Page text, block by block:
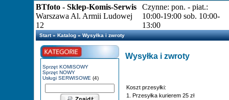
BTfoto - Sklep-Komis-Serwis
Warszawa Al. Armii Ludowej
12
Czynne: pon. - piat.:
10:00-19:00 sob. 10:00-
13:00
Start»Katalog»Wysyłka i zwroty
Sprzęt KOMISOWY
Sprzęt NOWY
Usługi SERWISOWE (4)
Wysyłka i zwroty
Koszt przesyłki:
1. Przesyłka kurierem 25 zł